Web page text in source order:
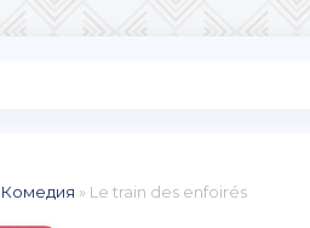
Комедия » Le train des enfoirés